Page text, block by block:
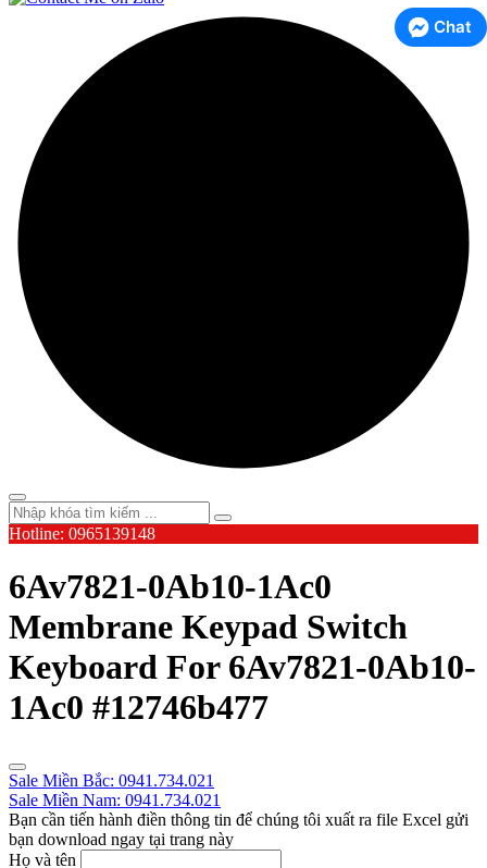
Chat
Hotline: 0965139148
6Av7821-0Ab10-1Ac0
Membrane Keypad Switch
Keyboard For 6Av7821-0Ab10-
1Ac0 #12746b477
Sale Miền Bắc: 0941.734.021
Sale Miền Nam: 0941.734.021
Bạn cần tiến hành điền thông tin để chúng tôi xuất ra file Excel gửi
bạn download ngay tại trang này
Họ và tên